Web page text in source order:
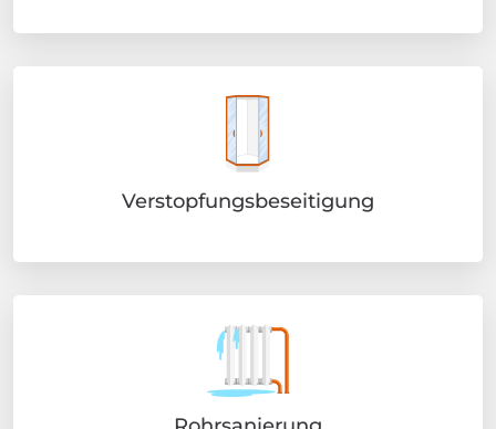
Verstopfungsbeseitigung